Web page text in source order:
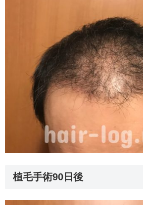
植毛手術90日後